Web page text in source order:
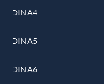
DIN A4
DIN A5
DIN A6